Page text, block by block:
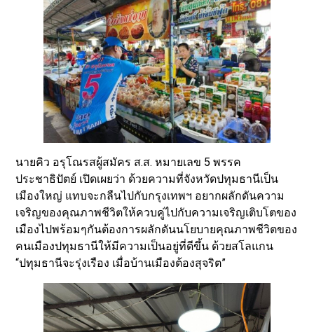
นายคิว อรุโณรสผู้สมัคร ส.ส. หมายเลข 5 พรรค
ประชาธิปัตย์ เปิดเผยว่า ด้วยความที่จังหวัดปทุมธานีเป็น
เมืองใหญ่ แทบจะกลืนไปกับกรุงเทพฯ อยากผลักดันความ
เจริญของคุณภาพชีวิตให้ควบคู่ไปกับความเจริญเติบโตของ
เมืองไปพร้อมๆกันต้องการผลักดันนโยบายคุณภาพชีวิตของ
คนเมืองปทุมธานีให้มีความเป็นอยู่ที่ดีขึ้น ด้วยสโลแกน
“ปทุมธานีจะรุ่งเรือง เมื่อบ้านเมืองต้องสุจริต”